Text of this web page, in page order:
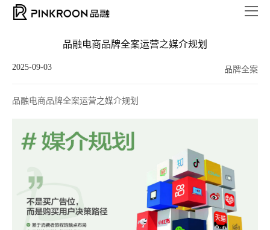
品融电商品牌全案运营之媒介规划
2025-09-03 品牌全案
品融电商品牌全案运营之媒介规划